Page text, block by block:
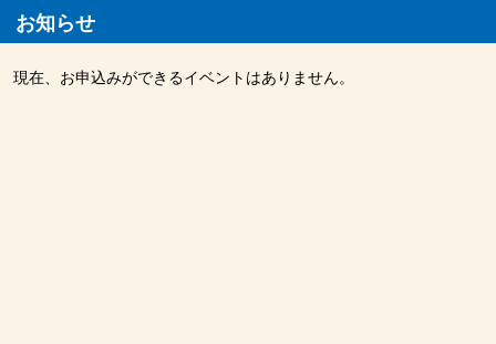
お知らせ
現在、お申込みができるイベントはありません。